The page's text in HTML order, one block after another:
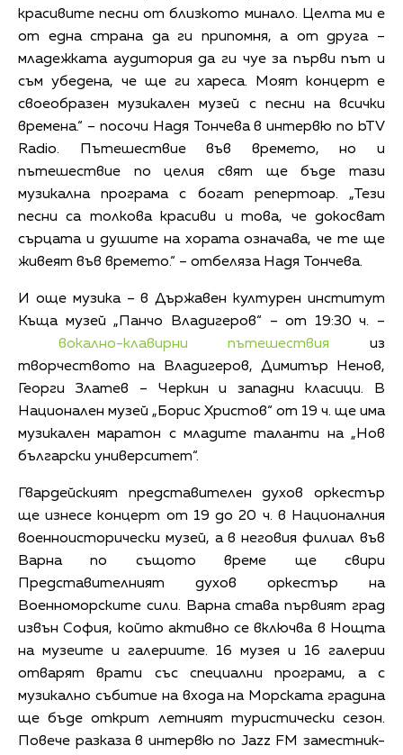
красивите песни от близкото минало. Целта ми е
от една страна да ги припомня, а от друга –
младежката аудитория да ги чуе за първи път и
съм убедена, че ще ги хареса. Моят концерт е
своеобразен музикален музей с песни на всички
времена.“ – посочи Надя Тончева в интервю по bTV
Radio. Пътешествие във времето, но и
пътешествие по целия свят ще бъде тази
музикална програма с богат репертоар. „Тези
песни са толкова красиви и това, че докосват
сърцата и душите на хората означава, че те ще
живеят във времето.“ – отбеляза Надя Тончева.
И още музика – в Държавен културен институт
Къща музей „Панчо Владигеров“ – от 19:30 ч. –
вокално-клавирни пътешествия из
творчеството на Владигеров, Димитър Ненов,
Георги Златев – Черкин и западни класици. В
Национален музей „Борис Христов“ от 19 ч. ще има
музикален маратон с младите таланти на „Нов
български университет“.
Гвардейският представителен духов оркестър
ще изнесе концерт от 19 до 20 ч. в Националния
военноисторически музей, а в неговия филиал във
Варна по същото време ще свири
Представителният духов оркестър на
Военноморските сили. Варна става първият град
извън София, който активно се включва в Нощта
на музеите и галериите. 16 музея и 16 галерии
отварят врати със специални програми, а с
музикално събитие на входа на Морската градина
ще бъде открит летният туристически сезон.
Повече разказа в интервю по Jazz FM заместник-